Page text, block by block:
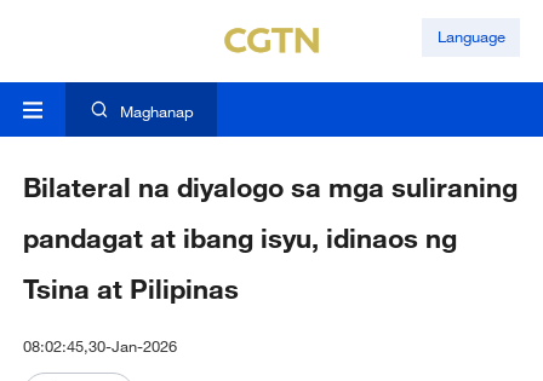
Language
Maghanap
Bilateral na diyalogo sa mga suliraning
pandagat at ibang isyu, idinaos ng
Tsina at Pilipinas
08:02:45,30-Jan-2026